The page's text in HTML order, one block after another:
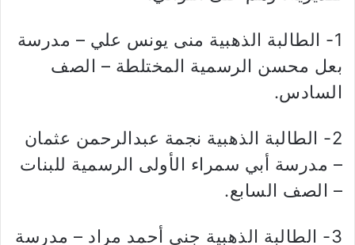
1- الطالبة الذهبية منى يونس علي – مدرسة
بعل محسن الرسمية المختلطة – الصف
السادس.
2- الطالبة الذهبية نجمة عبدالرحمن عثمان
– مدرسة أبي سمراء الأولى الرسمية للبنات
– الصف السابع.
3- الطالبة الذهبية جنى أحمد مراد – مدرسة